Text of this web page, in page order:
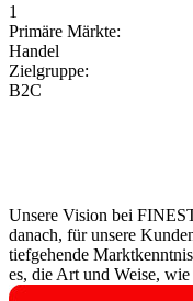
1
Primäre Märkte:
Handel
Zielgruppe:
B2C
Unsere Vision bei
danach, für unsere
tiefgehende
es, die Art und Weise,